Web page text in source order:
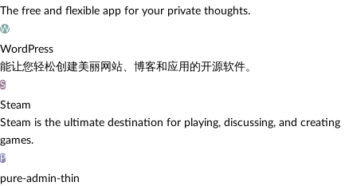
The free and flexible app for your private thoughts.
W
WordPress
能让您轻松创建美丽网站、博客和应用的开源软件。
S
Steam
Steam is the ultimate destination for playing, discussing, and creating
games.
P
pure-admin-thin